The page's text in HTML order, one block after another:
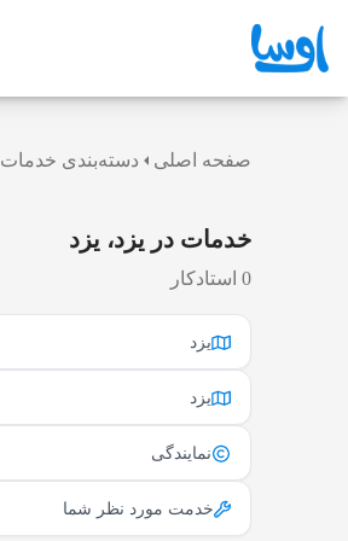
صفحه اصلی دسته‌بندی خدمات
خدمات در یزد، یزد
0 استادکار
یزد
یزد
نمایندگی
خدمت مورد نظر شما